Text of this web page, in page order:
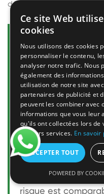
découvrir
Questions
Le frelon européen
l'homme ?
Le frelon européen
taille mais
son nid. Sa piqûre
celle d'une guêpe
une personne non
bénigne. Pour une
risque est
Ce site Web
cookies
Nous utilisons des cookies
personnaliser le contenu,
analyser notre trafic. Nous
également des
utilisation de notre site
partenaires de publicité et
peuvent les combiner avec
informations que vous leur
qu'ils ont collectées lors de
de leurs services. En savoir
ACCEPTER TOUT
POWERED BY